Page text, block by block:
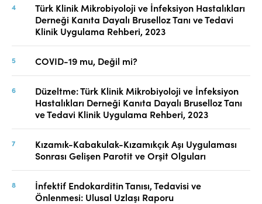
Türk Klinik Mikrobiyoloji ve İnfeksiyon Hastalıkları
Derneği Kanıta Dayalı Bruselloz Tanı ve Tedavi
Klinik Uygulama Rehberi, 2023
COVID-19 mu, Değil mi?
Düzeltme: Türk Klinik Mikrobiyoloji ve İnfeksiyon
Hastalıkları Derneği Kanıta Dayalı Bruselloz Tanı
ve Tedavi Klinik Uygulama Rehberi, 2023
Kızamık-Kabakulak-Kızamıkçık Aşı Uygulaması
Sonrası Gelişen Parotit ve Orşit Olguları
İnfektif Endokarditin Tanısı, Tedavisi ve
Önlenmesi: Ulusal Uzlaşı Raporu